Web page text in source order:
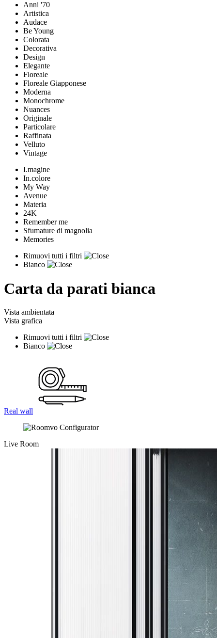
Anni '70
Artistica
Audace
Be Young
Colorata
Decorativa
Design
Elegante
Floreale
Floreale Giapponese
Moderna
Monochrome
Nuances
Originale
Particolare
Raffinata
Velluto
Vintage
I.magine
In.colore
My Way
Avenue
Materia
24K
Remember me
Sfumature di magnolia
Memories
Rimuovi tutti i filtri
Bianco
Carta da parati bianca
Vista ambientata
Vista grafica
Rimuovi tutti i filtri
Bianco
Real wall
Live Room